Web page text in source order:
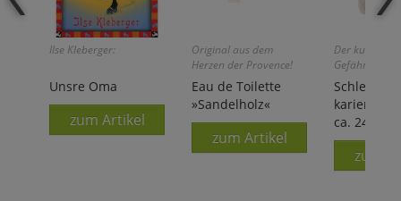
Ilse Kleberger:
Unsre Oma
zum Artikel
Original aus dem
Herzen der Provence!
Eau de Toilette
»Sandelholz«
zum Artikel
Der
Gefährte!
karierter
ca. 24 cm
zum